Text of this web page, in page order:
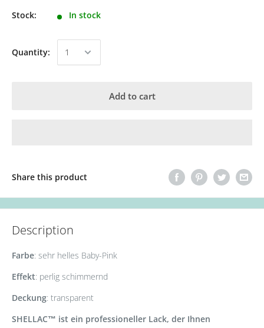
Stock: In stock
Quantity:
Add to cart
Share this product
Description
Farbe: sehr helles Baby-Pink
Effekt: perlig schimmernd
Deckung: transparent
SHELLAC™ ist ein professioneller Lack, der Ihnen